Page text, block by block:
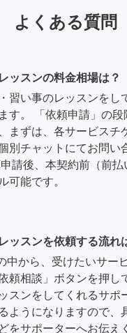
よくある質問
ッスンの料金相場は？
習い事のレッスンをし
す。 「依頼申請」の
まずは、各サービスチ
別チャットにてお問い
請後、本契約前（前払
可能です。
ッスンを依頼する流れ
中から、受けたいサー
頼相談」ボタンを押し
スンをしてくれるサポ
ようになりますので、
をサポーターへお伝え